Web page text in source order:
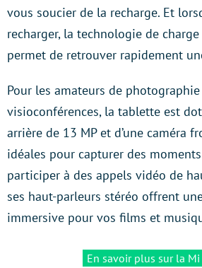
vous soucier de la recharge. Et
recharger, la technologie de
permet de retrouver rapidement
Pour les amateurs de
visioconférences, la tablette est
arrière de 13 MP et d’une caméra
idéales pour capturer des
participer à des appels vidéo de
ses haut-parleurs stéréo offrent
immersive pour vos films et
En savoir plus sur la Mi